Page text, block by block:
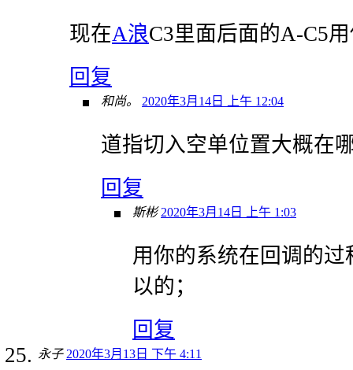
现在A浪C3里面后面的A-C5
回复
和尚。 2020年3月14日 上午 12:04
道指切入空单位置大概在
回复
斯彬 2020年3月14日 上午 1:03
用你的系统在回调的过
以的；
回复
永子 2020年3月13日 下午 4:11